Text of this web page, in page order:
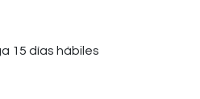
15 días hábiles